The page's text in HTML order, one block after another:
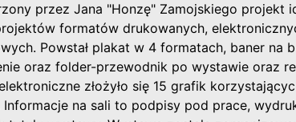
przez Jana "Honzę" Zamojskiego projekt
formatów drukowanych,
Powstał plakat w 4 formatach, baner na
oraz folder-przewodnik po wystawie oraz
złożyło się 15 grafik
Informacje na sali to podpisy pod prace,